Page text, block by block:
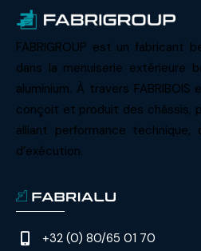
FABRIGROUP est un fabricant
dans la menuiserie extérieure
aluminium. À travers FABRIBOIS
conçoit et produit des châssis,
alliant performance technique,
d’exécution.
+32 (0) 80/65 01 70